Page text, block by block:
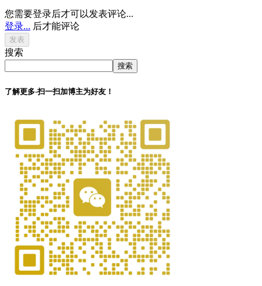
您需要登录后才可以发表评论...
登录... 后才能评论
搜索
搜索
了解更多-扫一扫加博主为好友！